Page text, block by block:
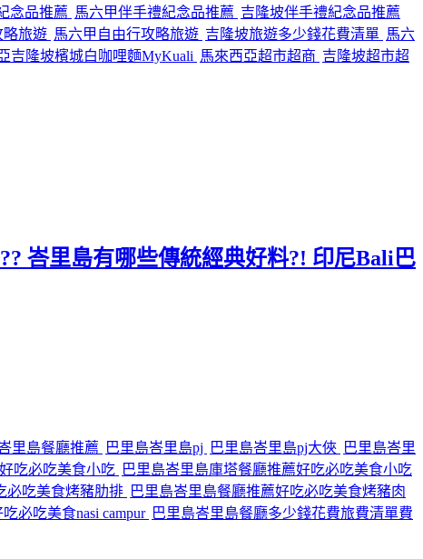
念品推薦 馬六甲伴手禮紀念品推薦 吉隆坡伴手禮紀念品推薦
略旅遊 馬六甲自由行攻略旅遊 吉隆坡旅遊多少錢花費清單 馬六
吉隆坡檳城白咖哩麵MyKuali 馬來西亞超市超商 吉隆坡超市超
峇里島有哪些傳統經典好料?! 印尼Bali巴
里島餐廳推薦 巴里島峇里島pj 巴里島峇里島pj大俠 巴里島峇里
吃必吃美食小吃 巴里島峇里島庫塔餐廳推薦好吃必吃美食小吃
必吃美食烤豬肋排 巴里島峇里島餐廳推薦好吃必吃美食烤豬肉
必吃美食nasi campur 巴里島峇里島餐廳多少錢花費旅費清單費